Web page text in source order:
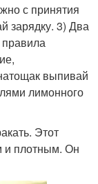
с принятия
зарядку. 3) Два
выпивай
лимонного
Этот
и плотным. Он